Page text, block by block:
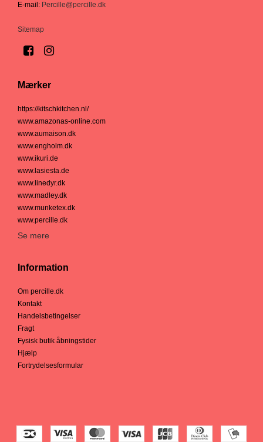
E-mail : Percille@percille.dk
Sitemap
Mærker
https://kitschkitchen.nl/
www.amazonas-online.com
www.aumaison.dk
www.engholm.dk
www.ikuri.de
www.lasiesta.de
www.linedyr.dk
www.madley.dk
www.munketex.dk
www.percille.dk
Se mere
Information
Om percille.dk
Kontakt
Handelsbetingelser
Fragt
Fysisk butik åbningstider
Hjælp
Fortrydelsesformular